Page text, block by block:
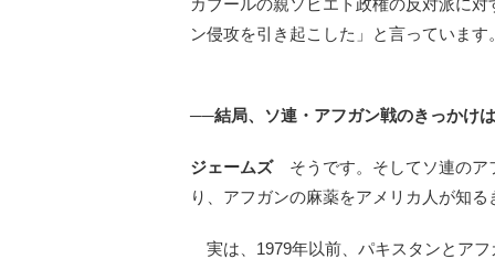
カブールの親ソビエト政権の反対派に
ン侵攻を引き起こした」と言っています
──結局、ソ連・アフガン戦のきっかけ
ジェームズそうです。そしてソ連のア
り、アフガンの麻薬をアメリカ人が知
実は、1979年以前、パキスタンとア